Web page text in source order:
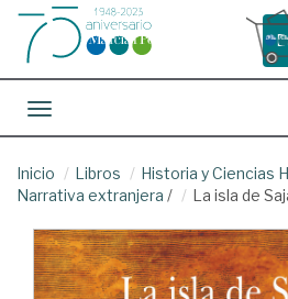
Toggle navigation
Inicio Libros Historia y Ciencias
Narrativa extranjera / La isla de